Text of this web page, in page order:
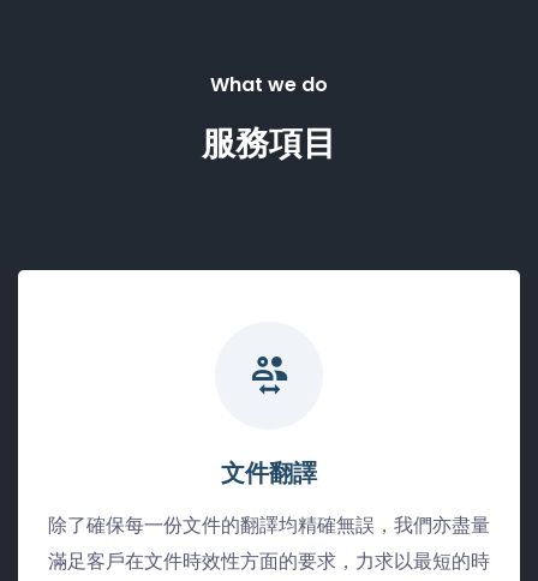
What we do
服務項目
文件翻譯
除了確保每一份文件的翻譯均精確無誤，我們亦盡量
滿足客戶在文件時效性方面的要求，力求以最短的時